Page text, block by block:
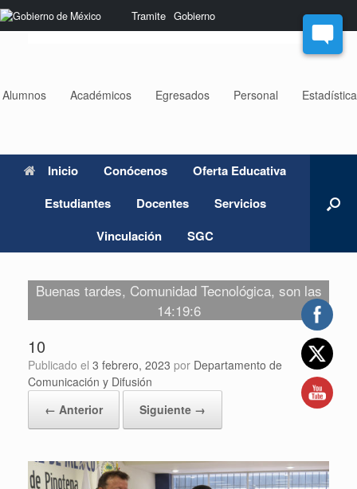
Nota:
este
sistema
Tramite Gobierno
Saltar
al
Alumnos Académicos Egresados Personal
Inicio Conócenos
Oferta Educativa
Estudiantes
Docentes
Servicios
Vinculación
SGC
Buenas tardes, Comunidad Tecnológica, son las
14:19:6
10
Publicado el 3 febrero, 2023 por Departamento de
Comunicación y Difusión
← Anterior
Siguiente →